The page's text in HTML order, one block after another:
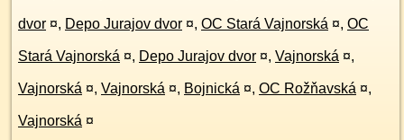
dvor ¤, Depo Jurajov dvor ¤, OC Stará Vajnorská ¤, OC
Stará Vajnorská ¤, Depo Jurajov dvor ¤, Vajnorská ¤,
Vajnorská ¤, Vajnorská ¤, Bojnická ¤, OC Rožňavská ¤,
Vajnorská ¤